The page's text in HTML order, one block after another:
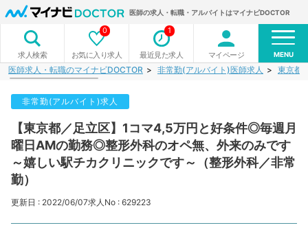
医師の求人・転職・アルバイトはマイナビDOCTOR
求人検索 お気に入り求人
0
最近見た求人
1
マイページ MENU
医師求人・転職のマイナビDOCTOR 非常勤(アルバイト)医師求人 東京都
非常勤(アルバイト)求人
【東京都／足立区】1コマ4,5万円と好条件◎毎週月
曜日AMの勤務◎整形外科のオペ無、外来のみです
～嬉しい駅チカクリニックです～（整形外科／非常
勤）
更新日 : 2022/06/07求人No : 629223